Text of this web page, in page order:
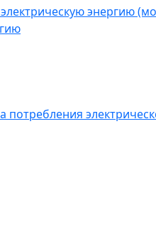
энергию